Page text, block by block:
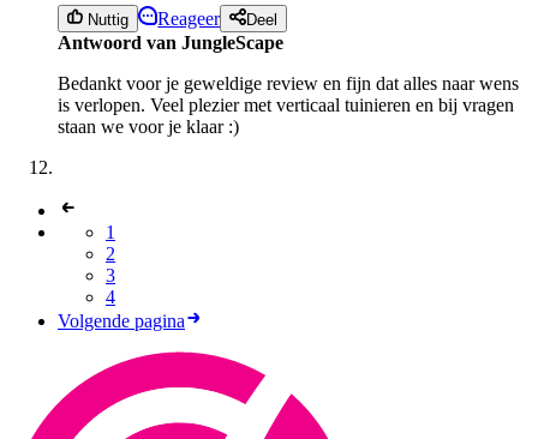
Nuttig Reageer Deel
Antwoord van JungleScape
Bedankt voor je geweldige review en fijn dat alles naar wens
is verlopen. Veel plezier met verticaal tuinieren en bij vragen
staan we voor je klaar :)
1
2
3
4
Volgende pagina